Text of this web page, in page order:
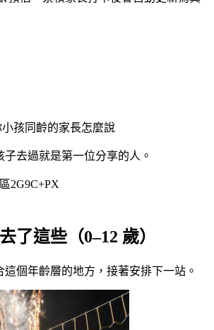
小孩同齡的家長怎麼說
去過就是第一位分享的人。
2G9C+PX
了這些（0–12 歲）
這個年齡層的地方，接著安排下一站。